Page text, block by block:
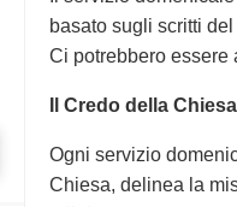
basato sugli scritti
Ci potrebbero essere
Il Credo della
Ogni servizio
Chiesa, delinea la